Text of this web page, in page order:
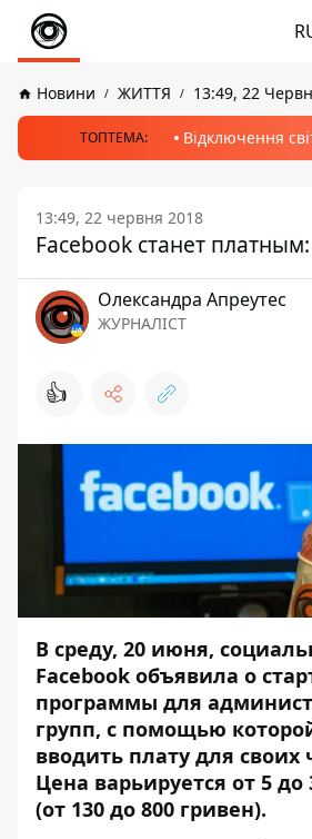
Новини ЖИТТЯ 13:49, 22
ТОПТЕМА: Відключення
13:49, 22 червня 2018
Facebook станет
Олександра Апреутес
ЖУРНАЛІСТ
👍
В среду, 20 июня,
Facebook объявила о
программы для
групп, с помощью
вводить плату для своих
Цена варьируется от 5 до
(от 130 до 800 гривен).